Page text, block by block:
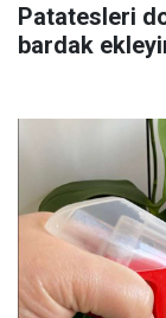
Patatesleri
bardak